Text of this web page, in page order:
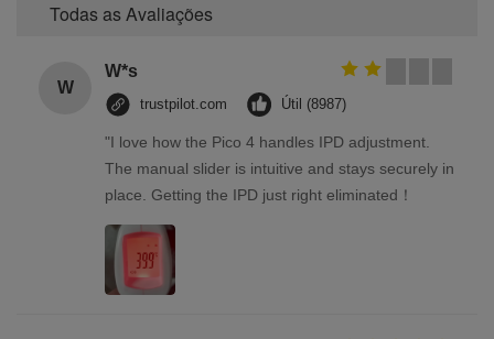
Todas as Avaliações
W
W*s
trustpilot.com Útil (8987)
"I love how the Pico 4 handles IPD adjustment.
The manual slider is intuitive and stays securely in
place. Getting the IPD just right eliminated！